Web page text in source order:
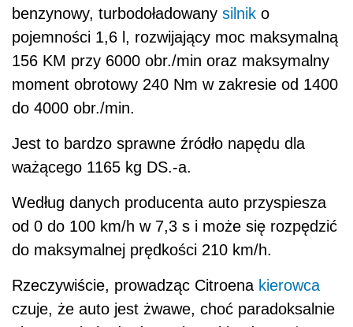
benzynowy, turbodoładowany silnik o
pojemności 1,6 l, rozwijający moc maksymalną
156 KM przy 6000 obr./min oraz maksymalny
moment obrotowy 240 Nm w zakresie od 1400
do 4000 obr./min.
Jest to bardzo sprawne źródło napędu dla
ważącego 1165 kg DS.-a.
Według danych producenta auto przyspiesza
od 0 do 100 km/h w 7,3 s i może się rozpędzić
do maksymalnej prędkości 210 km/h.
Rzeczywiście, prowadząc Citroena kierowca
czuje, że auto jest żwawe, choć paradoksalnie